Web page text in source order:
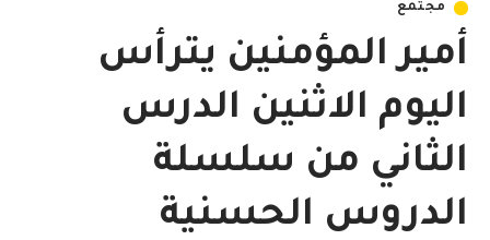
مجتمع
أمير المؤمنين يترأس
اليوم الاثنين الدرس
الثاني من سلسلة
الدروس الحسنية